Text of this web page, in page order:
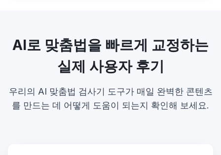
AI로 맞춤법을 빠르게 교정하는
실제 사용자 후기
우리의 AI 맞춤법 검사기 도구가 매일 완벽한 콘텐츠
를 만드는 데 어떻게 도움이 되는지 확인해 보세요.